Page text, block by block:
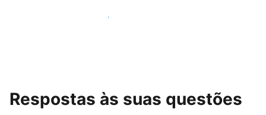
Junte-se a outros anfitriões como você
Respostas às suas questões